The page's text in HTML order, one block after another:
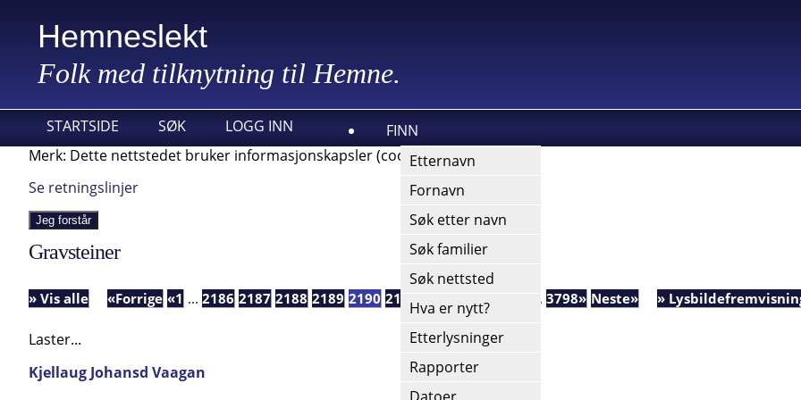
Hemneslekt
Folk med tilknytning til Hemne.
STARTSIDE SØK LOGG INN
FINN
Etternavn
Fornavn
Søk etter navn
Søk familier
Søk nettsted
Hva er nytt?
Etterlysninger
Rapporter
Merk: Dette nettstedet bruker informasjonskapsler (cookies).
Se retningslinjer
Jeg forstår
Gravsteiner
» Vis alle «Forrige «1 ... 2186 2187 2188 2189 2190 2191 ... 3798» Neste» »
Laster...
Kjellaug Johansd Vaagan